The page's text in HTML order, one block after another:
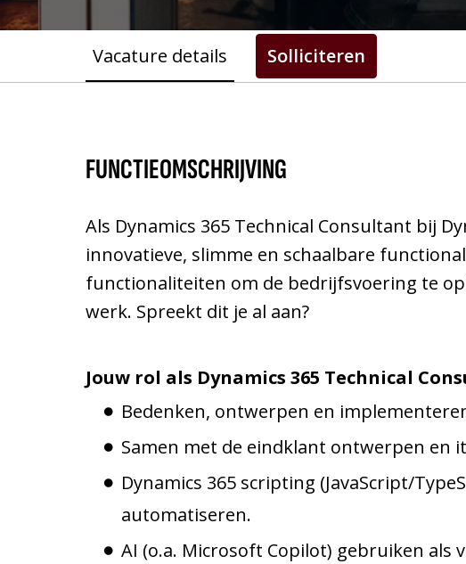
Vacature details Solliciteren
FUNCTIEOMSCHRIJVING
Als Dynamics 365 Technical Consultant bij
innovatieve, slimme en schaalbare
functionaliteiten om de bedrijfsvoering te
werk. Spreekt dit je al aan?
Jouw rol als Dynamics 365 Technical
Bedenken, ontwerpen en
Samen met de eindklant ontwerpen en
Dynamics 365 scripting (JavaScript/
automatiseren.
AI (o.a. Microsoft Copilot) gebruiken